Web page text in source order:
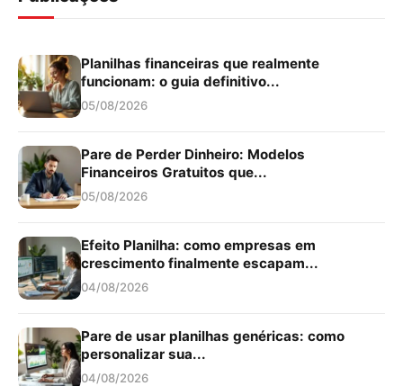
Planilhas financeiras que realmente
funcionam: o guia definitivo...
05/08/2026
Pare de Perder Dinheiro: Modelos
Financeiros Gratuitos que...
05/08/2026
Efeito Planilha: como empresas em
crescimento finalmente escapam...
04/08/2026
Pare de usar planilhas genéricas: como
personalizar sua...
04/08/2026